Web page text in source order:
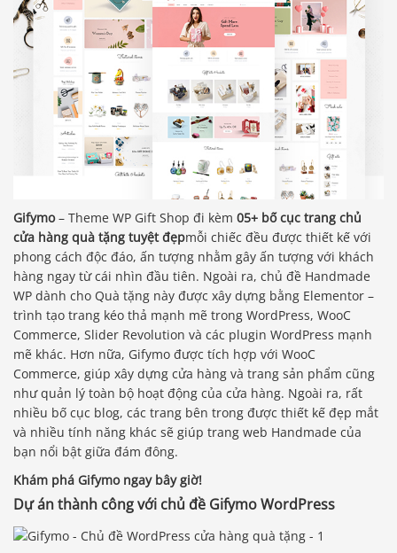
Gifymo– Theme WP Gift Shop đi kèm 05+ bố cục trang chủ
cửa hàng quà tặng tuyệt đẹpmỗi chiếc đều được thiết kế với
phong cách độc đáo, ấn tượng nhằm gây ấn tượng với khách
hàng ngay từ cái nhìn đầu tiên. Ngoài ra, chủ đề Handmade
WP dành cho Quà tặng này được xây dựng bằng Elementor –
trình tạo trang kéo thả mạnh mẽ trong WordPress, WooC
Commerce, Slider Revolution và các plugin WordPress mạnh
mẽ khác. Hơn nữa, Gifymo được tích hợp với WooC
Commerce, giúp xây dựng cửa hàng và trang sản phẩm cũng
như quản lý toàn bộ hoạt động của cửa hàng. Ngoài ra, rất
nhiều bố cục blog, các trang bên trong được thiết kế đẹp mắt
và nhiều tính năng khác sẽ giúp trang web Handmade của
bạn nổi bật giữa đám đông.
Khám phá Gifymo ngay bây giờ!
Dự án thành công với chủ đề Gifymo WordPress